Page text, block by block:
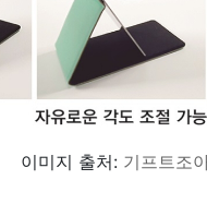
이미지 출처: 기프트조